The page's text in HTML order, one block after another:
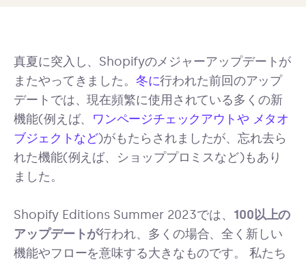
真夏に突入し、Shopifyのメジャーアップデートが
またやってきました。 冬に行われた前回のアップ
デートでは、現在頻繁に使用されている多くの新
機能(例えば、 ワンページチェックアウトや メタオ
ブジェクトなど)がもたらされましたが、忘れ去ら
れた機能(例えば、ショッププロミスなど)もあり
ました。
Shopify Editions Summer 2023では、 100以上の
アップデートが行われ、多くの場合、全く新しい
機能やフローを意味する大きなものです。 私たち